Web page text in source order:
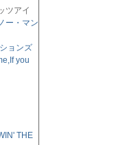
ツアイ
ー・マン
ョンズ
you
THE